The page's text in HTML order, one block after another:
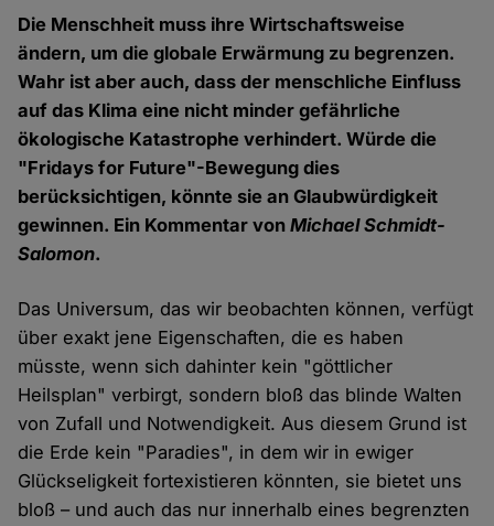
Die Menschheit muss ihre Wirtschaftsweise
ändern, um die globale Erwärmung zu begrenzen.
Wahr ist aber auch, dass der menschliche Einfluss
auf das Klima eine nicht minder gefährliche
ökologische Katastrophe verhindert. Würde die
"Fridays for Future"-Bewegung dies
berücksichtigen, könnte sie an Glaubwürdigkeit
gewinnen. Ein Kommentar vonMichael Schmidt-
Salomon.
Das Universum, das wir beobachten können, verfügt
über exakt jene Eigenschaften, die es haben
müsste, wenn sich dahinter kein "göttlicher
Heilsplan" verbirgt, sondern bloß das blinde Walten
von Zufall und Notwendigkeit. Aus diesem Grund ist
die Erde kein "Paradies", in dem wir in ewiger
Glückseligkeit fortexistieren könnten, sie bietet uns
bloß – und auch das nur innerhalb eines begrenzten